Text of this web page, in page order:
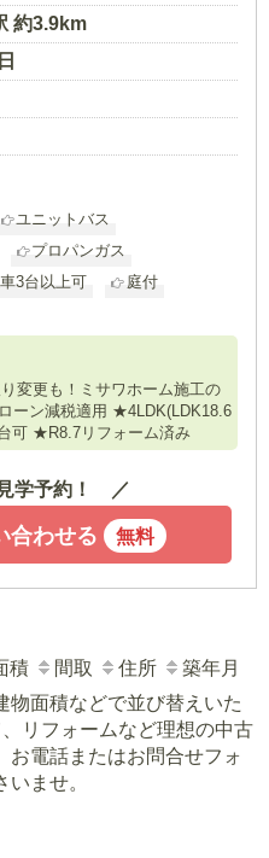
約3.9km
ユニットバス
プロパンガス
3台以上可
庭付
変更も！ミサワホーム施工の
ーン減税適用 ★4LDK(LDK18.6
可 ★R8.7リフォーム済み
学予約！
合わせる 無料
積 間取 住所 築年月
物面積などで並び替えいた
リフォームなど理想の中古
お電話またはお問合せフォ
ませ。